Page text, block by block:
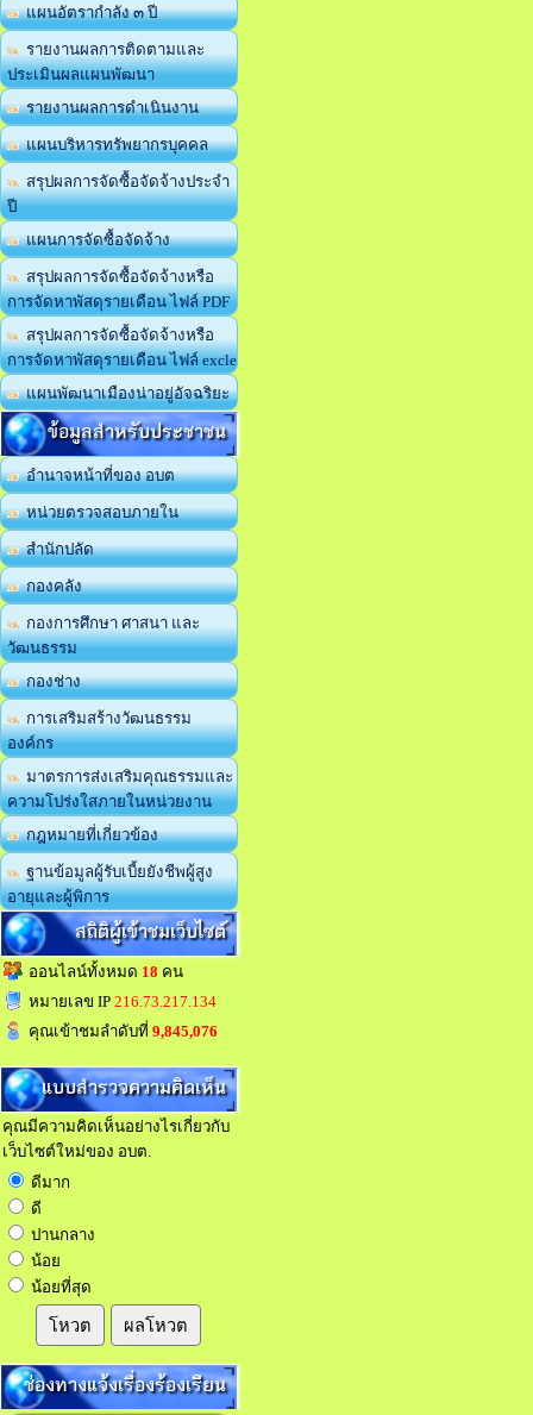
แผนอัตรากำลัง ๓ ปี
รายงานผลการติดตามและ
ประเมินผลแผนพัฒนา
รายงานผลการดำเนินงาน
แผนบริหารทรัพยากรบุคคล
สรุปผลการจัดซื้อจัดจ้างประจำ
ปี
แผนการจัดซื้อจัดจ้าง
สรุปผลการจัดซื้อจัดจ้างหรือ
การจัดหาพัสดุรายเดือน ไฟล์ PDF
สรุปผลการจัดซื้อจัดจ้างหรือ
การจัดหาพัสดุรายเดือน ไฟล์ excle
แผนพัฒนาเมืองน่าอยู่อัจฉริยะ
ข้อมูลสำหรับประชาชน
อำนาจหน้าที่ของ อบต
หน่วยตรวจสอบภายใน
สำนักปลัด
กองคลัง
กองการศึกษา ศาสนา และ
วัฒนธรรม
กองช่าง
การเสริมสร้างวัฒนธรรม
องค์กร
มาตรการส่งเสริมคุณธรรมและ
ความโปร่งใสภายในหน่วยงาน
กฎหมายที่เกี่ยวข้อง
ฐานข้อมูลผู้รับเบี้ยยังชีพผู้สูง
อายุและผู้พิการ
สถิติผู้เข้าชมเว็บไซต์
ออนไลน์ทั้งหมด 18 คน
หมายเลข IP 216.73.217.134
คุณเข้าชมลำดับที่ 9,845,076
แบบสำรวจความคิดเห็น
คุณมีความคิดเห็นอย่างไรเกี่ยวกับ
เว็บไซต์ใหม่ของ อบต.
ดีมาก
ดี
ปานกลาง
น้อย
น้อยที่สุด
โหวต ผลโหวต
ช่องทางแจ้งเรื่องร้องเรียน